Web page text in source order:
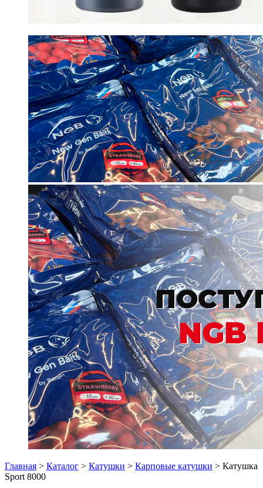
Главная > Каталог > Катушки > Карповые катушки > Катушка
Sport 8000